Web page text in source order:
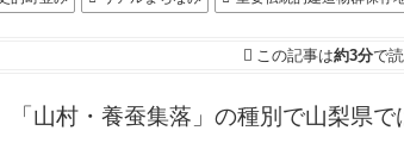
この記事は約3分で読
「山村・養蚕集落」の種別で山梨県